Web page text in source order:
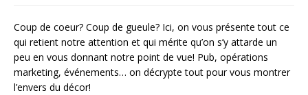
Coup de coeur? Coup de gueule? Ici, on vous présente tout ce
qui retient notre attention et qui mérite qu’on s’y attarde un
peu en vous donnant notre point de vue! Pub, opérations
marketing, événements… on décrypte tout pour vous montrer
l’envers du décor!